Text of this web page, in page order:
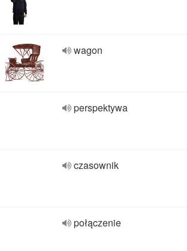
wagon
perspektywa
czasownik
połączenie